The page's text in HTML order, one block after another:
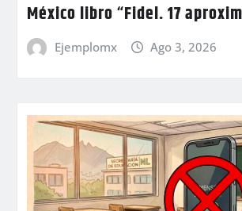
México libro “Fidel. 17
Ejemplomx Ago 3, 2026